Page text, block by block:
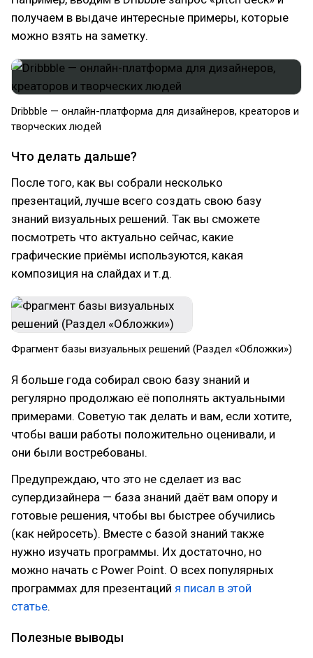
получаем в выдаче интересные примеры, которые
можно взять на заметку.
Dribbble — онлайн-платформа для дизайнеров, креаторов и
творческих людей
Что делать дальше?
После того, как вы собрали несколько
презентаций, лучше всего создать свою базу
знаний визуальных решений. Так вы сможете
посмотреть что актуально сейчас, какие
графические приёмы используются, какая
композиция на слайдах и т.д.
Фрагмент базы визуальных решений (Раздел «Обложки»)
Я больше года собирал свою базу знаний и
регулярно продолжаю её пополнять актуальными
примерами. Советую так делать и вам, если хотите,
чтобы ваши работы положительно оценивали, и
они были востребованы.
Предупреждаю, что это не сделает из вас
супердизайнера — база знаний даёт вам опору и
готовые решения, чтобы вы быстрее обучились
(как нейросеть). Вместе с базой знаний также
нужно изучать программы. Их достаточно, но
можно начать с Power Point. О всех популярных
программах для презентаций я писал в этой
статье.
Полезные выводы